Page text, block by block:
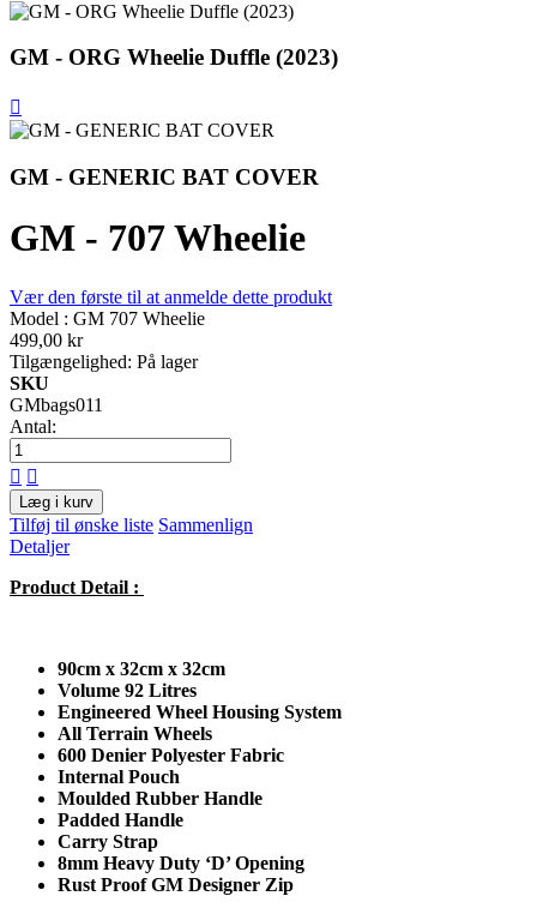
GM - ORG Wheelie Duffle (2023)
GM - GENERIC BAT COVER
GM - 707 Wheelie
Vær den første til at anmelde dette produkt
Model : GM 707 Wheelie
499,00 kr
Tilgængelighed: På lager
SKU
GMbags011
Antal:
Læg i kurv
Tilføj til ønske liste Sammenlign
Detaljer
Product Detail :
90cm x 32cm x 32cm
Volume 92 Litres
Engineered Wheel Housing System
All Terrain Wheels
600 Denier Polyester Fabric
Internal Pouch
Moulded Rubber Handle
Padded Handle
Carry Strap
8mm Heavy Duty ‘D’ Opening
Rust Proof GM Designer Zip